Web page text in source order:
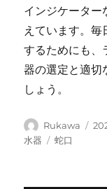
インジケーター
えています。
するためにも、
器の選定と適切
しょう。
投
稿
Rukawa
投
水器
タ
蛇口